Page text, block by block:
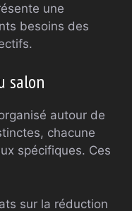
une
besoins des
salon
autour de
chacune
spécifiques. Ces
sur la réduction